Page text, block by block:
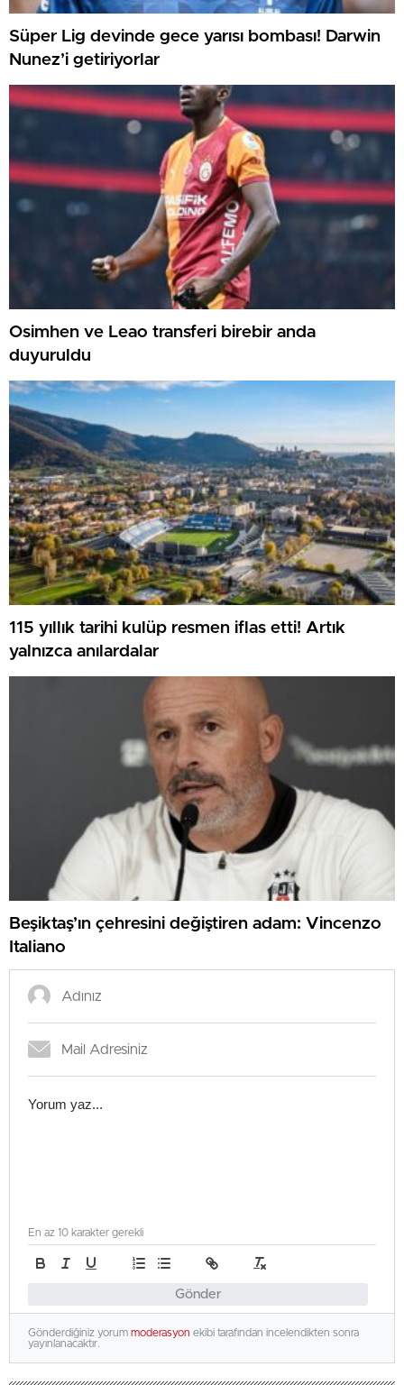
Süper Lig devinde gece yarısı bombası! Darwin
Nunez’i getiriyorlar
Osimhen ve Leao transferi birebir anda
duyuruldu
115 yıllık tarihi kulüp resmen iflas etti! Artık
yalnızca anılardalar
Beşiktaş’ın çehresini değiştiren adam: Vincenzo
Italiano
Gönder
En az 10 karakter gerekli
Gönderdiğiniz yorum moderasyon ekibi tarafından incelendikten sonra
yayınlanacaktır.